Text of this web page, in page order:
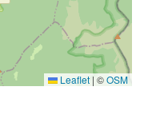
Leaflet | ©OSM